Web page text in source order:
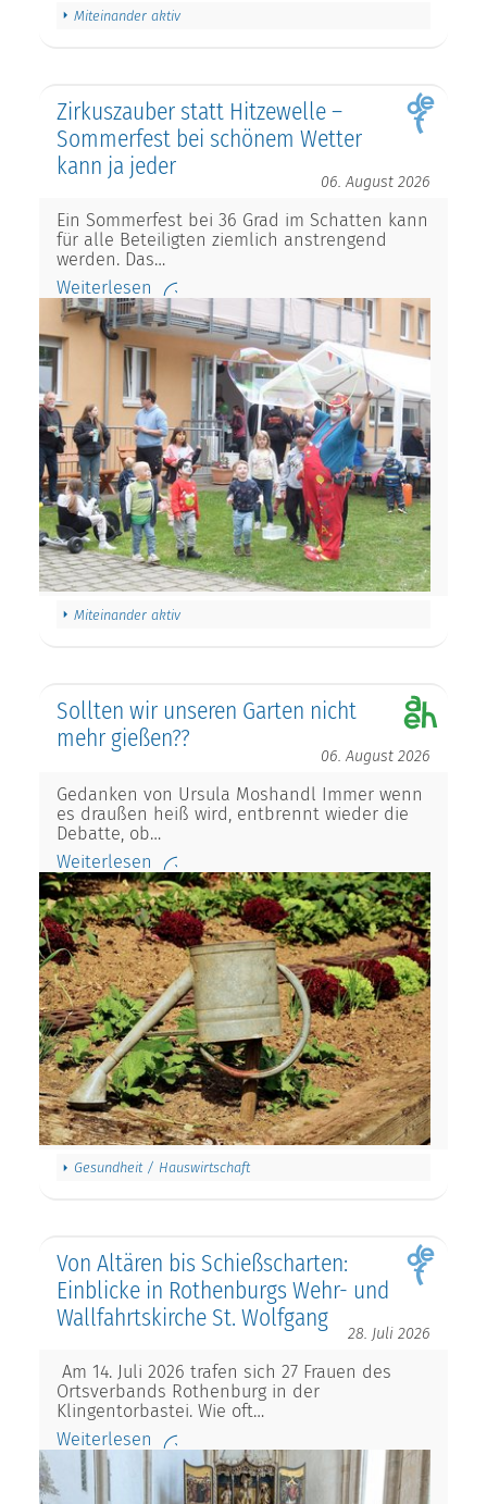
Miteinander aktiv
Zirkuszauber statt Hitzewelle –
Sommerfest bei schönem Wetter
kann ja jeder
06. August 2026
Ein Sommerfest bei 36 Grad im Schatten kann
für alle Beteiligten ziemlich anstrengend
werden. Das…
Weiterlesen
Miteinander aktiv
Sollten wir unseren Garten nicht
mehr gießen??
06. August 2026
Gedanken von Ursula Moshandl Immer wenn
es draußen heiß wird, entbrennt wieder die
Debatte, ob…
Weiterlesen
Gesundheit / Hauswirtschaft
Von Altären bis Schießscharten:
Einblicke in Rothenburgs Wehr- und
Wallfahrtskirche St. Wolfgang
28. Juli 2026
Am 14. Juli 2026 trafen sich 27 Frauen des
Ortsverbands Rothenburg in der
Klingentorbastei. Wie oft…
Weiterlesen